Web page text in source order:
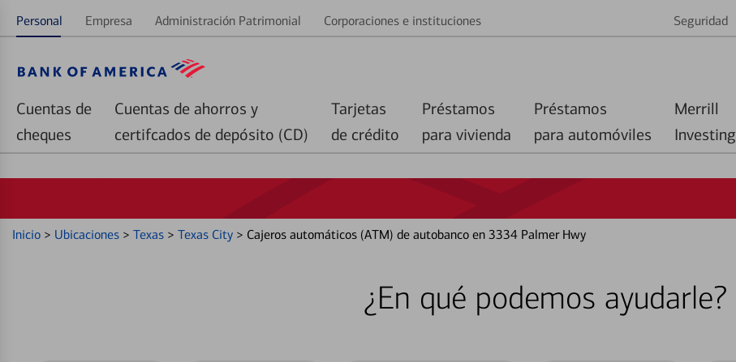
Personal Empresa Administración Patrimonial Corporaciones e instituciones Seguridad
Cuentas de
cheques
Cuentas de ahorros y
certifcados de depósito (CD)
Tarjetas
de crédito
Préstamos
para vivienda
Préstamos
para automóviles
Merrill
Investing
Inicio > Ubicaciones > Texas > Texas City > Cajeros automáticos (ATM) de autobanco en 3334 Palmer Hwy
¿En qué podemos ayudarle?